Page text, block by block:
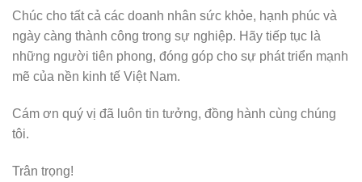
Chúc cho tất cả các doanh nhân sức khỏe, hạnh phúc và
ngày càng thành công trong sự nghiệp. Hãy tiếp tục là
những người tiên phong, đóng góp cho sự phát triển mạnh
mẽ của nền kinh tế Việt Nam.
Cám ơn quý vị đã luôn tin tưởng, đồng hành cùng chúng
tôi.
Trân trọng!